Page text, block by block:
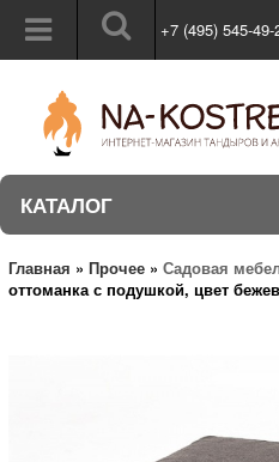
+7 (495) 545-49-
КАТАЛОГ
Главная » Прочее » Садовая
оттоманка с подушкой, цвет